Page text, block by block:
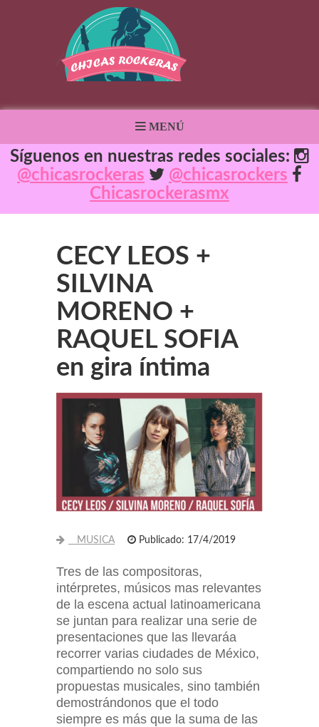
MENÚ
Síguenos en nuestras redes sociales:
@chicasrockeras
@chicasrockers
Chicasrockerasmx
CECY LEOS +
SILVINA
MORENO +
RAQUEL SOFIA
en gira íntima
MUSICA Publicado: 17/4/2019
Tres de las compositoras,
intérpretes, músicos mas relevantes
de la escena actual latinoamericana
se juntan para realizar una serie de
presentaciones que las llevaráa
recorrer varias ciudades de México,
compartiendo no solo sus
propuestas musicales, sino también
demostrándonos que el todo
siempre es más que la suma de las